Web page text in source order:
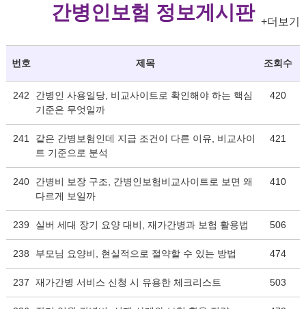
간병인보험 정보게시판 +더보기
번호 제목 조회수
242
간병인 사용일당, 비교사이트로 확인해야 하는 핵심
기준은 무엇일까
420
241
같은 간병보험인데 지급 조건이 다른 이유, 비교사이
트 기준으로 분석
421
240
간병비 보장 구조, 간병인보험비교사이트로 보면 왜
다르게 보일까
410
239 실버 세대 장기 요양 대비, 재가간병과 보험 활용법 506
238 부모님 요양비, 현실적으로 절약할 수 있는 방법 474
237 재가간병 서비스 신청 시 유용한 체크리스트 503